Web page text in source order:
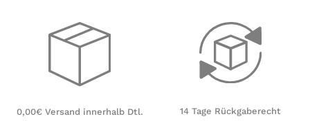
0,00€ Versand innerhalb Dtl. 14 Tage Rückgaberecht